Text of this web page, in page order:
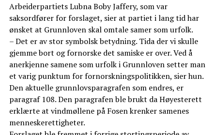
Arbeiderpartiets Lubna Boby Jaffery, som var
saksordfører for forslaget, sier at partiet i lang tid har
ønsket at Grunnloven skal omtale samer som urfolk.
– Det er av stor symbolsk betydning. Tida der vi skulle
gjemme bort og fornorske det samiske er over. Ved å
anerkjenne samene som urfolk i Grunnloven setter man
et varig punktum for fornorskningspolitikken, sier hun.
Den aktuelle grunnlovsparagrafen som endres, er
paragraf 108. Den paragrafen ble brukt da Høyesterett
erklærte at vindmøllene på Fosen krenker samenes
menneskerettigheter.